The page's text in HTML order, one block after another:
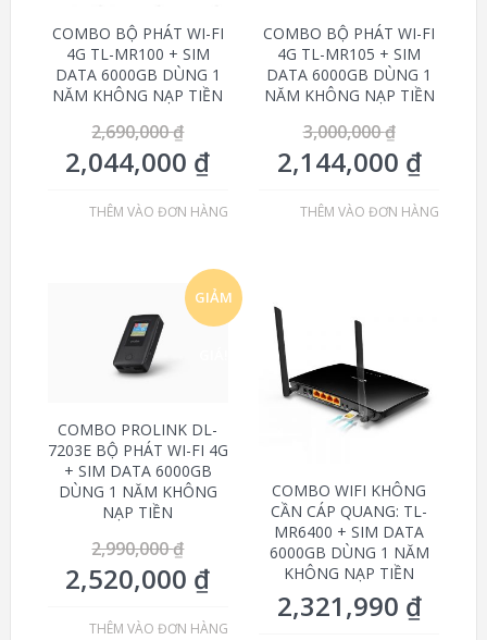
COMBO BỘ PHÁT WI-FI
4G TL-MR100 + SIM
DATA 6000GB DÙNG 1
NĂM KHÔNG NẠP TIỀN
2,690,000₫
2,044,000 ₫
THÊM VÀO ĐƠN HÀNG
COMBO BỘ PHÁT WI-FI
4G TL-MR105 + SIM
DATA 6000GB DÙNG 1
NĂM KHÔNG NẠP TIỀN
3,000,000₫
2,144,000 ₫
THÊM VÀO ĐƠN HÀNG
GIẢM
COMBO PROLINK DL-
7203E BỘ PHÁT WI-FI 4G
+ SIM DATA 6000GB
DÙNG 1 NĂM KHÔNG
NẠP TIỀN
2,990,000₫
2,520,000 ₫
THÊM VÀO ĐƠN HÀNG
COMBO WIFI KHÔNG
CẦN CÁP QUANG: TL-
MR6400 + SIM DATA
6000GB DÙNG 1 NĂM
KHÔNG NẠP TIỀN
2,321,990 ₫